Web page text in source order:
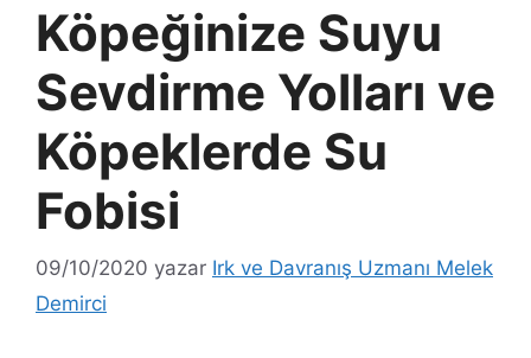
Köpeğinize Suyu
Sevdirme Yolları ve
Köpeklerde Su
Fobisi
09/10/2020 yazar Irk ve Davranış Uzmanı Melek
Demirci